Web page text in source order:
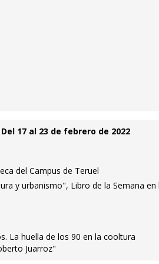
17 al 23 de febrero de 2022
del Campus de Teruel
y urbanismo", Libro de la Semana en
La huella de los 90 en la cooltura
Juarroz"